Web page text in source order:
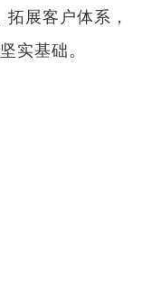
展客户体系，
实基础。